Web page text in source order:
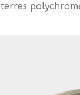
terres